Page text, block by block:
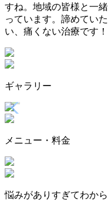
すね。地域の皆様と一
っています。諦めてい
い、痛くない治療です！
ギャラリー
メニュー・料金
悩みがありすぎてわか